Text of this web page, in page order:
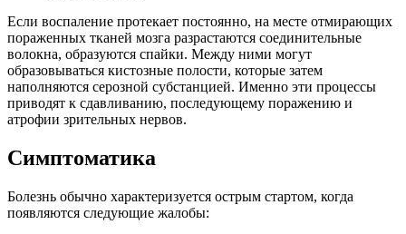
Если воспаление протекает постоянно, на месте отмирающих
пораженных тканей мозга разрастаются соединительные
волокна, образуются спайки. Между ними могут
образовываться кистозные полости, которые затем
наполняются серозной субстанцией. Именно эти процессы
приводят к сдавливанию, последующему поражению и
атрофии зрительных нервов.
Симптоматика
Болезнь обычно характеризуется острым стартом, когда
появляются следующие жалобы: